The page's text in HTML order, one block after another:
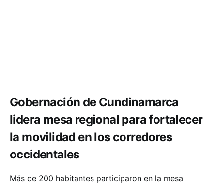
Gobernación de Cundinamarca
lidera mesa regional para fortalecer
la movilidad en los corredores
occidentales
Más de 200 habitantes participaron en la mesa